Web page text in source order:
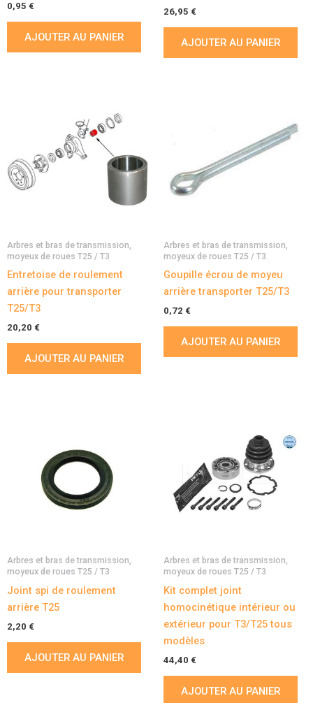
0,95 €
AJOUTER AU PANIER
26,95 €
AJOUTER AU PANIER
Arbres et bras de transmission,
moyeux de roues T25 / T3
Entretoise de roulement
arrière pour transporter
T25/T3
20,20 €
AJOUTER AU PANIER
Arbres et bras de transmission,
moyeux de roues T25 / T3
Goupille écrou de moyeu
arrière transporter T25/T3
0,72 €
AJOUTER AU PANIER
Arbres et bras de transmission,
moyeux de roues T25 / T3
Joint spi de roulement
arrière T25
2,20 €
AJOUTER AU PANIER
Arbres et bras de transmission,
moyeux de roues T25 / T3
Kit complet joint
homocinétique intérieur ou
extérieur pour T3/T25 tous
modèles
44,40 €
AJOUTER AU PANIER